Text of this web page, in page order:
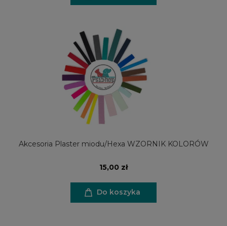
Akcesoria Plaster miodu/Hexa WZORNIK KOLORÓW
15,00 zł
Do koszyka